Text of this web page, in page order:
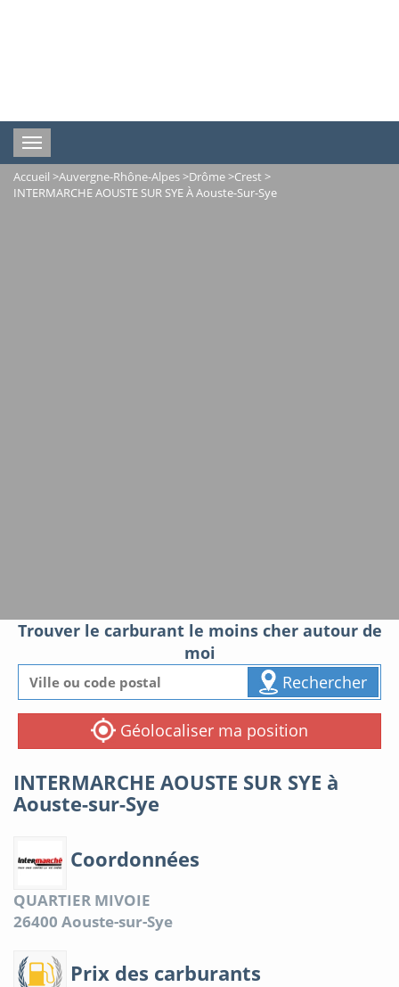
Toggle
navigation
Accueil >Auvergne-Rhône-Alpes>Drôme>Crest >
INTERMARCHE AOUSTE SUR SYE À Aouste-Sur-Sye
Trouver le carburant le moins cher autour de
moi
Rechercher
Géolocaliser ma position
INTERMARCHE AOUSTE SUR SYE à
Aouste-sur-Sye
Coordonnées
QUARTIER MIVOIE
26400 Aouste-sur-Sye
Prix des carburants